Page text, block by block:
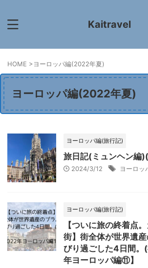
Kaitravel
HOME >ヨーロッパ編(2022年夏)
ヨーロッパ編(2022年夏)
ヨーロッパ編(旅行記)
旅日記(ミュンヘン編
2024/3/12 ヨーロ
ヨーロッパ編(旅行記)
【ついに旅の終着点
街】街全体が世界遺
びり過ごした4日間
年ヨーロッパ編⑪】